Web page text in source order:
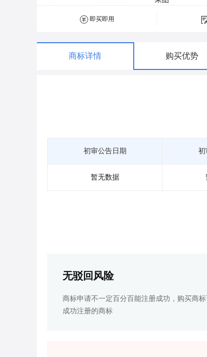
即买即用
商标详情 购买优势
初审公告日期 初
暂无数据
无驳回风险
商标申请不一定百分百能注册成功，购买商
成功注册的商标